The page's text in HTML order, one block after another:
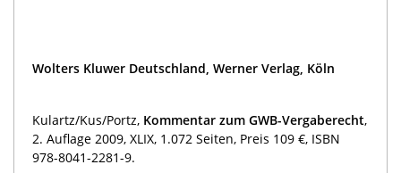
Wolters Kluwer Deutschland, Werner Verlag, Köln
Kulartz/Kus/Portz, Kommentar zum GWB-Vergaberecht,
2. Auflage 2009, XLIX, 1.072 Seiten, Preis 109 €, ISBN
978-8041-2281-9.